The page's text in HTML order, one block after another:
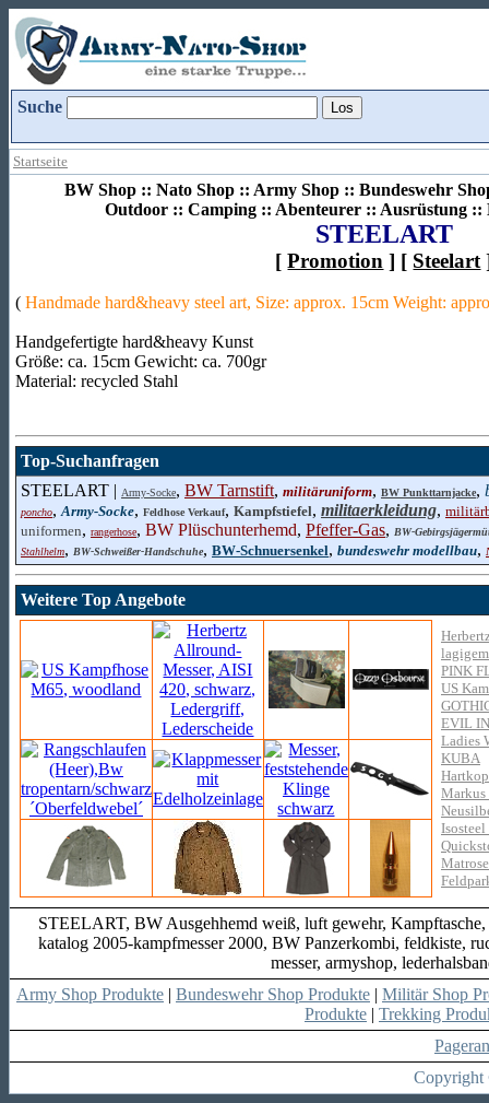
Suche
Startseite
BW Shop :: Nato Shop :: Army Shop :: Bundeswehr
Outdoor :: Camping :: Abenteurer :: Ausrüstung ::
STEELART
[Promotion ] [ Steelart
( Handmade hard&heavy steel art, Size: approx. 15cm Weight:
Handgefertigte hard&heavy Kunst
Größe: ca. 15cm Gewicht: ca. 700gr
Material: recycled Stahl
Top-Suchanfragen
STEELART | Army-Socke, BW Tarnstift, militäruniform, BW Punkttarnjacke,
poncho, Army-Socke, Feldhose Verkauf, Kampfstiefel, militaerkleidung,
uniformen, rangerhose, BW Plüschunterhemd, Pfeffer-Gas, BW-
Stahlhelm, BW-Schweißer-Handschuhe, BW-Schnuersenkel, bundeswehr modellbau,
Weitere Top Angebote
PINK
US
EVIL
Ladies
KUBA
Markus
STEELART, BW Ausgehhemd weiß, luft gewehr,
katalog 2005-kampfmesser 2000, BW Panzerkombi, feldkiste,
messer, armyshop,
Army Shop Produkte | Bundeswehr Shop Produkte | Militär Shop
Produkte | Trekking